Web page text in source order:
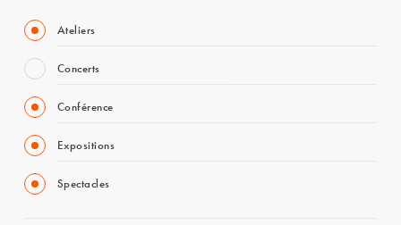
Ateliers
Concerts
Conférence
Expositions
Spectacles